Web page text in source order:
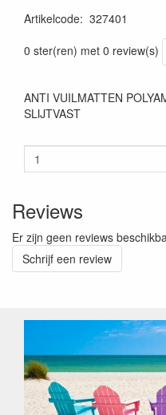
Artikelcode: 327401
0 ster(ren) met 0 review(s)
ANTI VUILMATTEN
SLIJTVAST
Reviews
Er zijn geen reviews
Schrijf een review